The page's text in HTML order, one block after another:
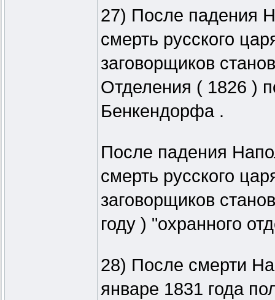
27) После падения
смерть русского
заговорщиков
Отделения ( 1826 )
Бенкендорфа .
После падения
смерть русского
заговорщиков
году ) "охранного
28) После смерти
январе 1831 года